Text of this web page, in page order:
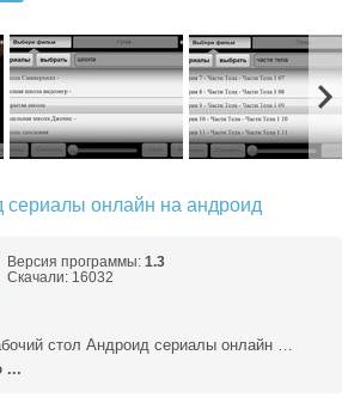
сериалы онлайн на андроид
Версия программы: 1.3
Скачали: 16032
стол Андроид сериалы онлайн …
...